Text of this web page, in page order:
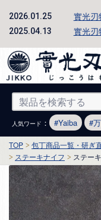
2026.01.25 實光刃
2025.04.13 實光
人気ワード ： Yaiba
TOP 包丁商品一覧・研ぎ
ステーキナイフ
ステー